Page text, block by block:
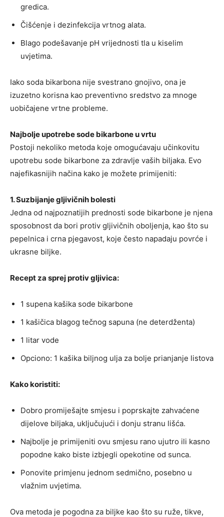
gredica.
Čišćenje i dezinfekcija vrtnog alata.
Blago podešavanje pH vrijednosti tla u kiselim
uvjetima.
Iako soda bikarbona nije svestrano gnojivo, ona je
izuzetno korisna kao preventivno sredstvo za mnoge
uobičajene vrtne probleme.
Najbolje upotrebe sode bikarbone u vrtu
Postoji nekoliko metoda koje omogućavaju učinkovitu
upotrebu sode bikarbone za zdravlje vaših biljaka. Evo
najefikasnijih načina kako je možete primijeniti:
1. Suzbijanje gljivičnih bolesti
Jedna od najpoznatijih prednosti sode bikarbone je njena
sposobnost da bori protiv gljivičnih oboljenja, kao što su
pepelnica i crna pjegavost, koje često napadaju povrće i
ukrasne biljke.
Recept za sprej protiv gljivica:
1 supena kašika sode bikarbone
1 kašičica blagog tečnog sapuna (ne deterdženta)
1 litar vode
Opciono: 1 kašika biljnog ulja za bolje prianjanje listova
Kako koristiti:
Dobro promiješajte smjesu i poprskajte zahvaćene
dijelove biljaka, uključujući i donju stranu lišća.
Najbolje je primijeniti ovu smjesu rano ujutro ili kasno
popodne kako biste izbjegli opekotine od sunca.
Ponovite primjenu jednom sedmično, posebno u
vlažnim uvjetima.
Ova metoda je pogodna za biljke kao što su ruže, tikve,